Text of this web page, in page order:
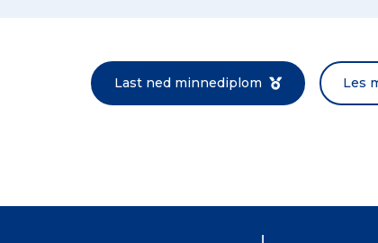
Last ned minnediplom Les